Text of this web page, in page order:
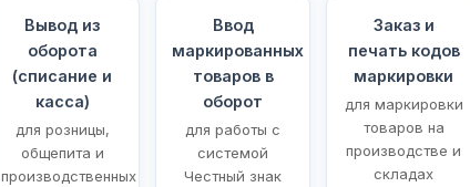
Вывод из
оборота
(списание и
касса)
для розницы,
общепита и
производственных
Ввод
маркированных
товаров в
оборот
для работы с
системой
Честный знак
Заказ и
печать кодов
маркировки
для маркировки
товаров на
производстве и
складах